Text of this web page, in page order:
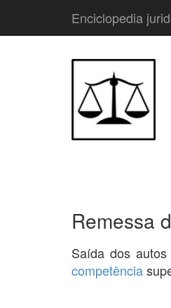
Enciclopedia
Remessa
Saída dos
competência